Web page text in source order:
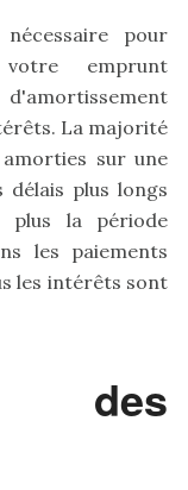
pour
emprunt
La majorité
sur une
délais plus longs
plus la période
les paiements
les intérêts sont
des